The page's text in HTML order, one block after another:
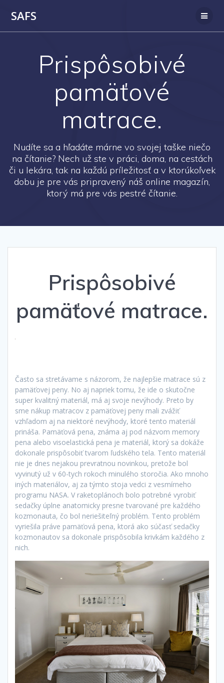
SAFS
Prispôsobivé
pamäťové
matrace.
Nudíte sa a hľadáte márne vo svojej taške niečo
na čítanie? Nech už ste v práci, doma, na cestách
či u lekára, tak na každú príležitosť a v ktorúkoľvek
dobu je pre vás pripravený náš online magazín,
ktorý má pre vás pestré čítanie.
Prispôsobivé
pamäťové matrace.
Často sa stretávame s názorom, že najlepšie matrace sú z
pamäťovej peny. No aj napriek tomu, že ide o skutočne
super kvalitný materiál, má aj svoje nevýhody. Preto by
sme nákup matracov z pamäťovej peny mali zvážiť
vzhľadom aj na niektoré nevýhody, ktoré tento materiál
prináša. Pamäťová pena, známa aj pod názvom memory
pena alebo visoelastická pena je materiál, ktorý sa dokáže
dokonale prispôsobiť tvarom ľudského tela. Tento materiál
nie je dnes nejakou prevratnou novinkou, pretože bol
vyvinutý už v 60-tych rokoch minulého storočia. Ako mnoho
iných materiálov, aj za týmto stoja vedci z vesmírneho
programu NASA. V raketoplánoch bolo potrebné vyrobiť
sedačky úplne anatomicky presne tvarované pre každého
kozmonauta, čo bol neriešiteľný problém. Tento problém
vyriešila práve pamäťová pena, ktorá ako súčasť sedačky
kozmonautov sa dokonale prispôsobila krivkám každého z
nich.